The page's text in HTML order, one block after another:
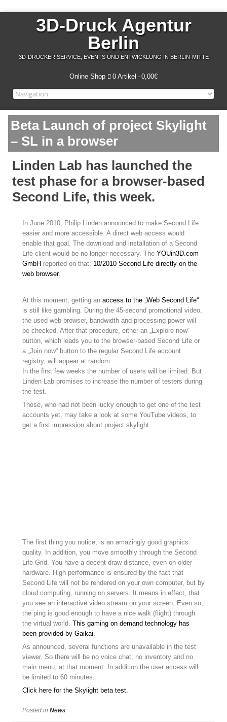
3D-Druck Agentur
Berlin
3D-DRUCKER SERVICE, EVENTS UND ENTWICKLUNG IN BERLIN-MITTE
Online Shop 0 Artikel 0,00€
Beta Launch of project Skylight
– SL in a browser
Linden Lab has launched the
test phase for a browser-based
Second Life, this week.
In June 2010, Philip Linden announced to make Second Life
easier and more accessible. A direct web access would
enable that goal. The download and installation of a Second
Life client would be no longer necessary. The YOUin3D.com
GmbH reported on that: 10/2010 Second Life directly on the
web browser.
At this moment, getting an access to the „Web Second Life“
is still like gambling. During the 45-second promotional video,
the used web-browser, bandwidth and processing power will
be checked. After that procedure, either an „Explore now“
button, which leads you to the browser-based Second Life or
a „Join now“ button to the regular Second Life account
registry, will appear at random.
In the first few weeks the number of users will be limited. But
Linden Lab promises to increase the number of testers during
the test.
Those, who had not been lucky enough to get one of the test
accounts yet, may take a look at some YouTube videos, to
get a first impression about project skylight.
The first thing you notice, is an amazingly good graphics
quality. In addition, you move smoothly through the Second
Life Grid. You have a decent draw distance, even on older
hardware. High performance is ensured by the fact that
Second Life will not be rendered on your own computer, but by
cloud computing, running on servers. It means in effect, that
you see an interactive video stream on your screen. Even so,
the ping is good enough to have a nice walk (flight) through
the virtual world. This gaming on demand technology has
been provided by Gaikai.
As announced, several functions are unavailable in the test
viewer. So there will be no voice chat, no inventory and no
main menu, at that moment. In addition the user access will
be limited to 60 minutes.
Click here for the Skylight beta test.
Posted in News